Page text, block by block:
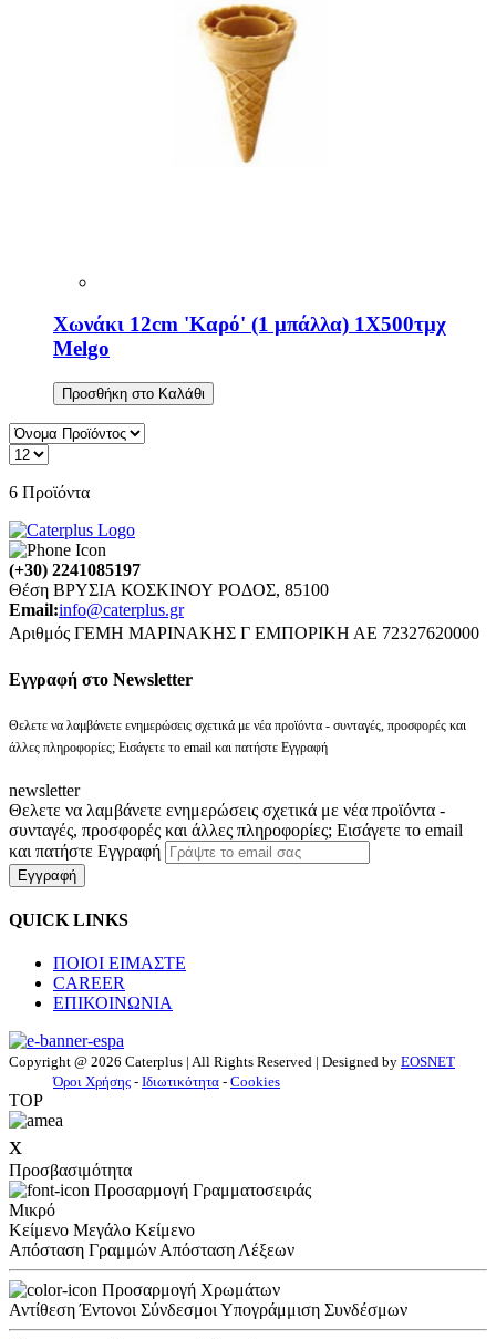
Χωνάκι 12cm 'Καρό' (1 μπάλλα) 1Χ500τμχ
Melgo
Προσθήκη στο Καλάθι
6 Προϊόντα
(+30) 2241085197
Θέση ΒΡΥΣΙΑ ΚΟΣΚΙΝΟΥ ΡΟΔΟΣ, 85100
Email:info@caterplus.gr
Αριθμός ΓΕΜΗ ΜΑΡΙΝΑΚΗΣ Γ ΕΜΠΟΡΙΚΗ ΑΕ 72327620000
Eγγραφή στο Newsletter
Θελετε να λαμβάνετε ενημερώσεις σχετικά με νέα προϊόντα - συνταγές, προσφορές και
άλλες πληροφορίες; Εισάγετε το email και πατήστε Εγγραφή
newsletter
Θελετε να λαμβάνετε ενημερώσεις σχετικά με νέα προϊόντα -
συνταγές, προσφορές και άλλες πληροφορίες; Εισάγετε το email
και πατήστε Εγγραφή
Εγγραφή
QUICK LINKS
ΠΟΙΟΙ ΕΙΜΑΣΤΕ
CAREER
ΕΠΙΚΟΙΝΩΝΙΑ
Copyright @ 2026 Caterplus | All Rights Reserved | Designed by EOSNET
Όροι Χρήσης - Ιδιωτικότητα - Cookies
TOP
x
Προσβασιμότητα
Προσαρμογή Γραμματοσειράς
Μικρό
Κείμενο Μεγάλο Κείμενο
Απόσταση Γραμμών Απόσταση Λέξεων
Προσαρμογή Χρωμάτων
Αντίθεση Έντονοι Σύνδεσμοι Υπογράμμιση Συνδέσμων